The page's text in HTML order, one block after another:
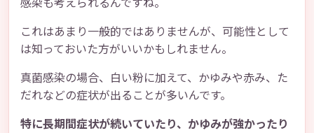
これはあまり一般的ではありませんが、可能性として
は知っておいた方がいいかもしれません。
真菌感染の場合、白い粉に加えて、かゆみや赤み、た
だれなどの症状が出ることが多いんです。
特に長期間症状が続いていたり、かゆみが強かったり